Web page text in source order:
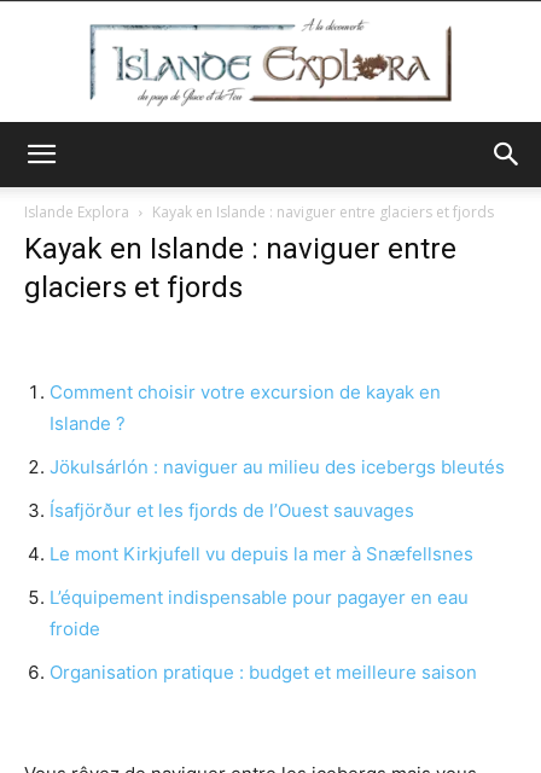
Islande Explora Kayak en Islande : naviguer entre glaciers et fjords
Kayak en Islande : naviguer entre
glaciers et fjords
Comment choisir votre excursion de kayak en
Islande ?
Jökulsárlón : naviguer au milieu des icebergs bleutés
Ísafjörður et les fjords de l’Ouest sauvages
Le mont Kirkjufell vu depuis la mer à Snæfellsnes
L’équipement indispensable pour pagayer en eau
froide
Organisation pratique : budget et meilleure saison